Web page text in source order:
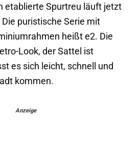
etablierte Spurtreu läuft jetzt
puristische Serie mit
heißt e2. Die
Look, der Sattel ist
es sich leicht, schnell und
kommen.
Anzeige